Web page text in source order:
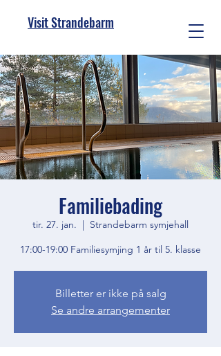
Visit Strandebarm
Familiebading
tir. 27. jan.
  |
Strandebarm symjehall
17:00-19:00 Familiesymjing 1 år til 5. klasse
Billetter er ikke på salg
Se andre arrangementer